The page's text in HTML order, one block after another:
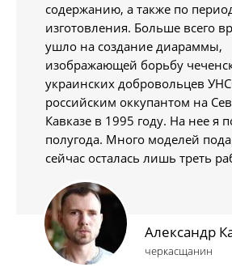
содержанию, а также по
изготовления. Больше всего
ушло на создание диараммы,
изображающей борьбу
украинских добровольцев
российским оккупантом на
Кавказе в 1995 году. На нее я
полугода. Много моделей
сейчас осталась лишь треть
Александр
черкасщанин